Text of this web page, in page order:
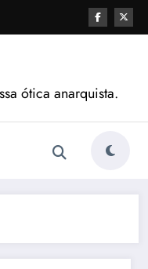
ótica anarquista.